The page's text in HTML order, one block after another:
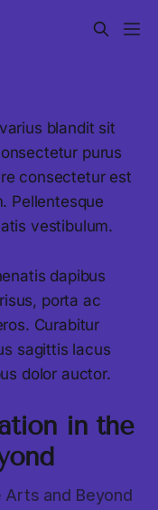
blandit sit
purus
consectetur est
Pellentesque
vestibulum.
dapibus
porta ac
Curabitur
sagittis lacus
dolor auctor.
in the
Arts and Beyond